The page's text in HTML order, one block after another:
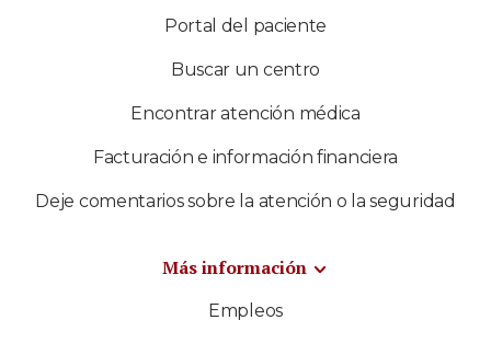
Portal del paciente
Buscar un centro
Encontrar atención médica
Facturación e información financiera
Deje comentarios sobre la atención o la seguridad
Más información
Empleos